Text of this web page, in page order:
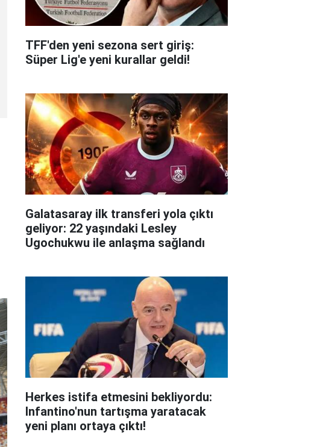
TFF'den yeni sezona sert giriş:
Süper Lig'e yeni kurallar geldi!
Galatasaray ilk transferi yola çıktı
geliyor: 22 yaşındaki Lesley
Ugochukwu ile anlaşma sağlandı
Herkes istifa etmesini bekliyordu:
Infantino'nun tartışma yaratacak
yeni planı ortaya çıktı!